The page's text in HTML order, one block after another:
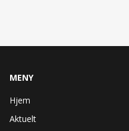
MENY
Hjem
Aktuelt